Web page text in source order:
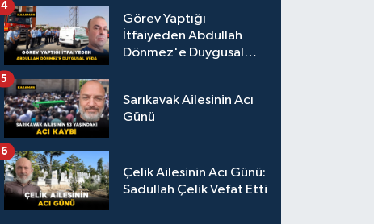
Görev Yaptığı
İtfaiyeden Abdullah
Dönmez'e Duygusal
4
Sarıkavak Ailesinin Acı
Günü
5
Çelik Ailesinin Acı Günü:
Sadullah Çelik Vefat Etti
6